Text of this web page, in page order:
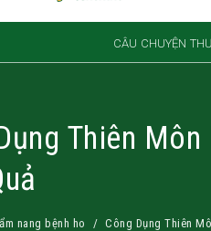
CÂU CHUYỆN
Thiên
nang bệnh ho Công Dụng Thiên